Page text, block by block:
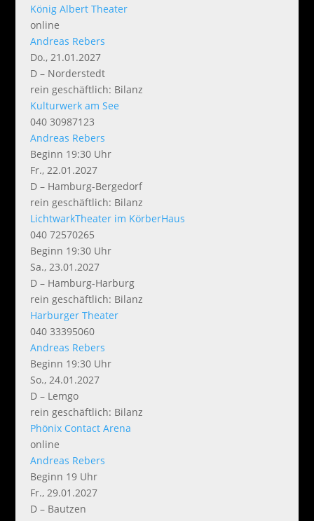
König Albert Theater
online
Andreas Rebers
Do., 21.01.2027
D – Norderstedt
rein geschäftlich: Bilanz
Kulturwerk am See
040 30987123
Andreas Rebers
Beginn 19:30 Uhr
Fr., 22.01.2027
D – Hamburg-Bergedorf
rein geschäftlich: Bilanz
LichtwarkTheater im KörberHaus
040 72570265
Beginn 19:30 Uhr
Sa., 23.01.2027
D – Hamburg-Harburg
rein geschäftlich: Bilanz
Harburger Theater
040 33395060
Andreas Rebers
Beginn 19:30 Uhr
So., 24.01.2027
D – Lemgo
rein geschäftlich: Bilanz
Phönix Contact Arena
online
Andreas Rebers
Beginn 19 Uhr
Fr., 29.01.2027
D – Bautzen